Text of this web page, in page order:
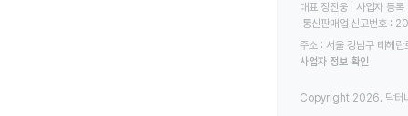
대표 정진웅 | 사업자
통신판매업 신고번호
주소 : 서울 강남구 테헤
사업자 정보 확인
Copyright 2026. 닥터